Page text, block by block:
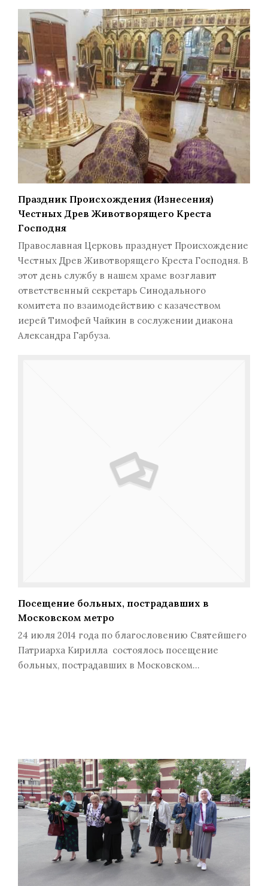
Праздник Происхождения (Изнесения)
Честных Древ Животворящего Креста
Господня
Православная Церковь празднует Происхождение
Честных Древ Животворящего Креста Господня. В
этот день службу в нашем храме возглавит
ответственный секретарь Синодального
комитета по взаимодействию с казачеством
иерей Тимофей Чайкин в сослужении диакона
Александра Гарбуза.
Посещение больных, пострадавших в
Московском метро
24 июля 2014 года по благословению Святейшего
Патриарха Кирилла состоялось посещение
больных, пострадавших в Московском…